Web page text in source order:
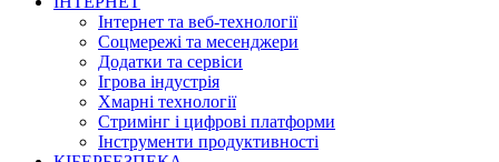
Інтернет та веб-технології
Соцмережі та месенджери
Додатки та сервіси
Ігрова індустрія
Хмарні технології
Стримінг і цифрові платформи
Інструменти продуктивності